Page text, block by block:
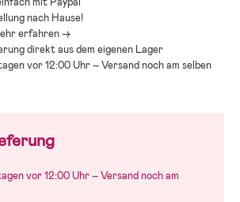
nach Hause!
erfahren ->
direkt aus dem eigenen Lager
vor 12:00 Uhr – Versand noch am selben
vor 12:00 Uhr – Versand noch am